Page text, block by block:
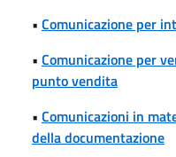
• Comunicazione per
• Comunicazione per
punto vendita
• Comunicazioni in
della documentazione